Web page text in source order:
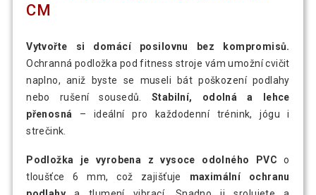
CM
Vytvořte si domácí posilovnu bez kompromisů.
Ochranná podložka pod fitness stroje vám umožní cvičit
naplno, aniž byste se museli bát poškození podlahy
nebo rušení sousedů. Stabilní, odolná a lehce
přenosná – ideální pro každodenní trénink, jógu i
strečink.
Podložka je vyrobena z vysoce odolného PVC o
tloušťce 6 mm, což zajišťuje maximální ochranu